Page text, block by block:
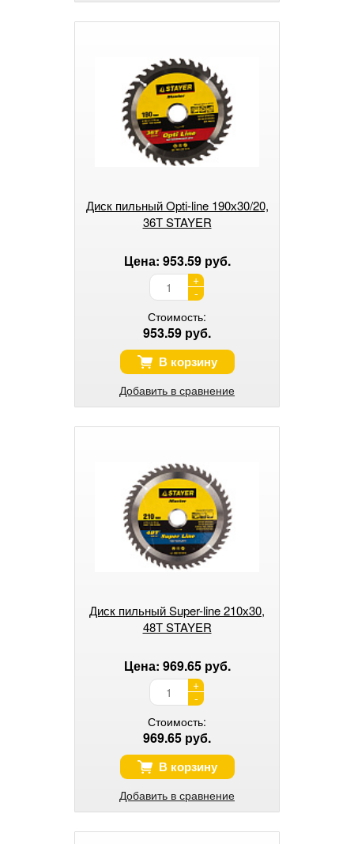
Диск пильный Opti-line 190х30/20,
36Т STAYER
Цена: 953.59 руб.
+
-
Стоимость:
953.59 руб.
В корзину
Добавить в сравнение
Диск пильный Super-line 210х30,
48Т STAYER
Цена: 969.65 руб.
+
-
Стоимость:
969.65 руб.
В корзину
Добавить в сравнение